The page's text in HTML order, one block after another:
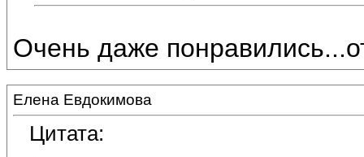
Очень даже
Елена Евдокимова
Цитата: